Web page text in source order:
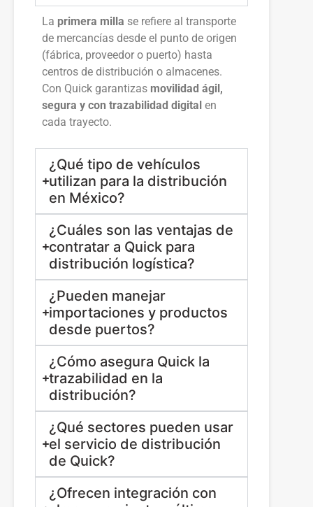
La primera milla se refiere al transporte
de mercancías desde el punto de origen
(fábrica, proveedor o puerto) hasta
centros de distribución o almacenes.
Con Quick garantizas movilidad ágil,
segura y con trazabilidad digital en
cada trayecto.
¿Qué tipo de vehículos
utilizan para la distribución
en México?
¿Cuáles son las ventajas de
contratar a Quick para
distribución logística?
¿Pueden manejar
importaciones y productos
desde puertos?
¿Cómo asegura Quick la
trazabilidad en la
distribución?
¿Qué sectores pueden usar
el servicio de distribución
de Quick?
¿Ofrecen integración con